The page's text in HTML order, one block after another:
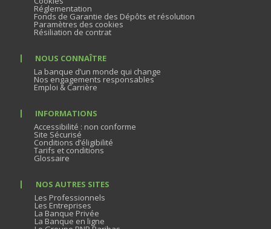
Réglementation
Fonds de Garantie des Dépôts et résolution
Paramètres des cookies
Résiliation de contrat
NOUS CONNAÎTRE
La banque d’un monde qui change
Nos engagements responsables
Emploi & Carrière
INFORMATIONS
Accessibilité : non conforme
Site Sécurisé
Conditions d’éligibilité
Tarifs et conditions
Glossaire
NOS AUTRES SITES
Les Professionnels
Les Entreprises
La Banque Privée
La Banque en ligne